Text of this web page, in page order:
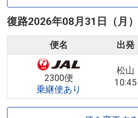
復路2026年08月31日（月）
便名 出発
2300便
乗継便あり
松山
10:45